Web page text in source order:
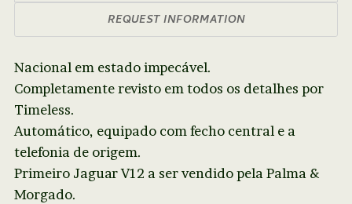
REQUEST INFORMATION
Nacional em estado impecável.
Completamente revisto em todos os detalhes por
Timeless.
Automático, equipado com fecho central e a
telefonia de origem.
Primeiro Jaguar V12 a ser vendido pela Palma &
Morgado.